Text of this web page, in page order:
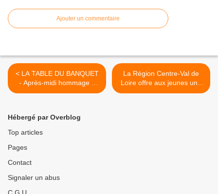
Ajouter un commentaire
< LA TABLE DU BANQUET
- Après-midi hommage à
Jean Zay au Parc Pasteur
GRATUIT
La Région Centre-Val de
Loire offre aux jeunes une
CAGNOTTE YEP’S
Hébergé par Overblog
Top articles
Pages
Contact
Signaler un abus
C.G.U.